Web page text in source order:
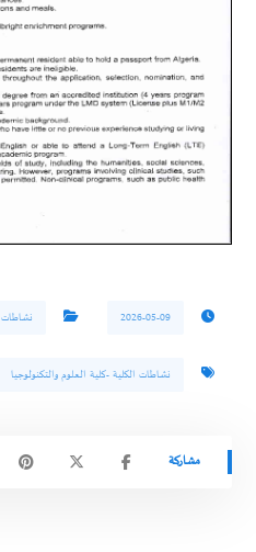
2026-05-09 نشاطات
نشاطات الكلية -كلية العلوم والتكنولوجيا